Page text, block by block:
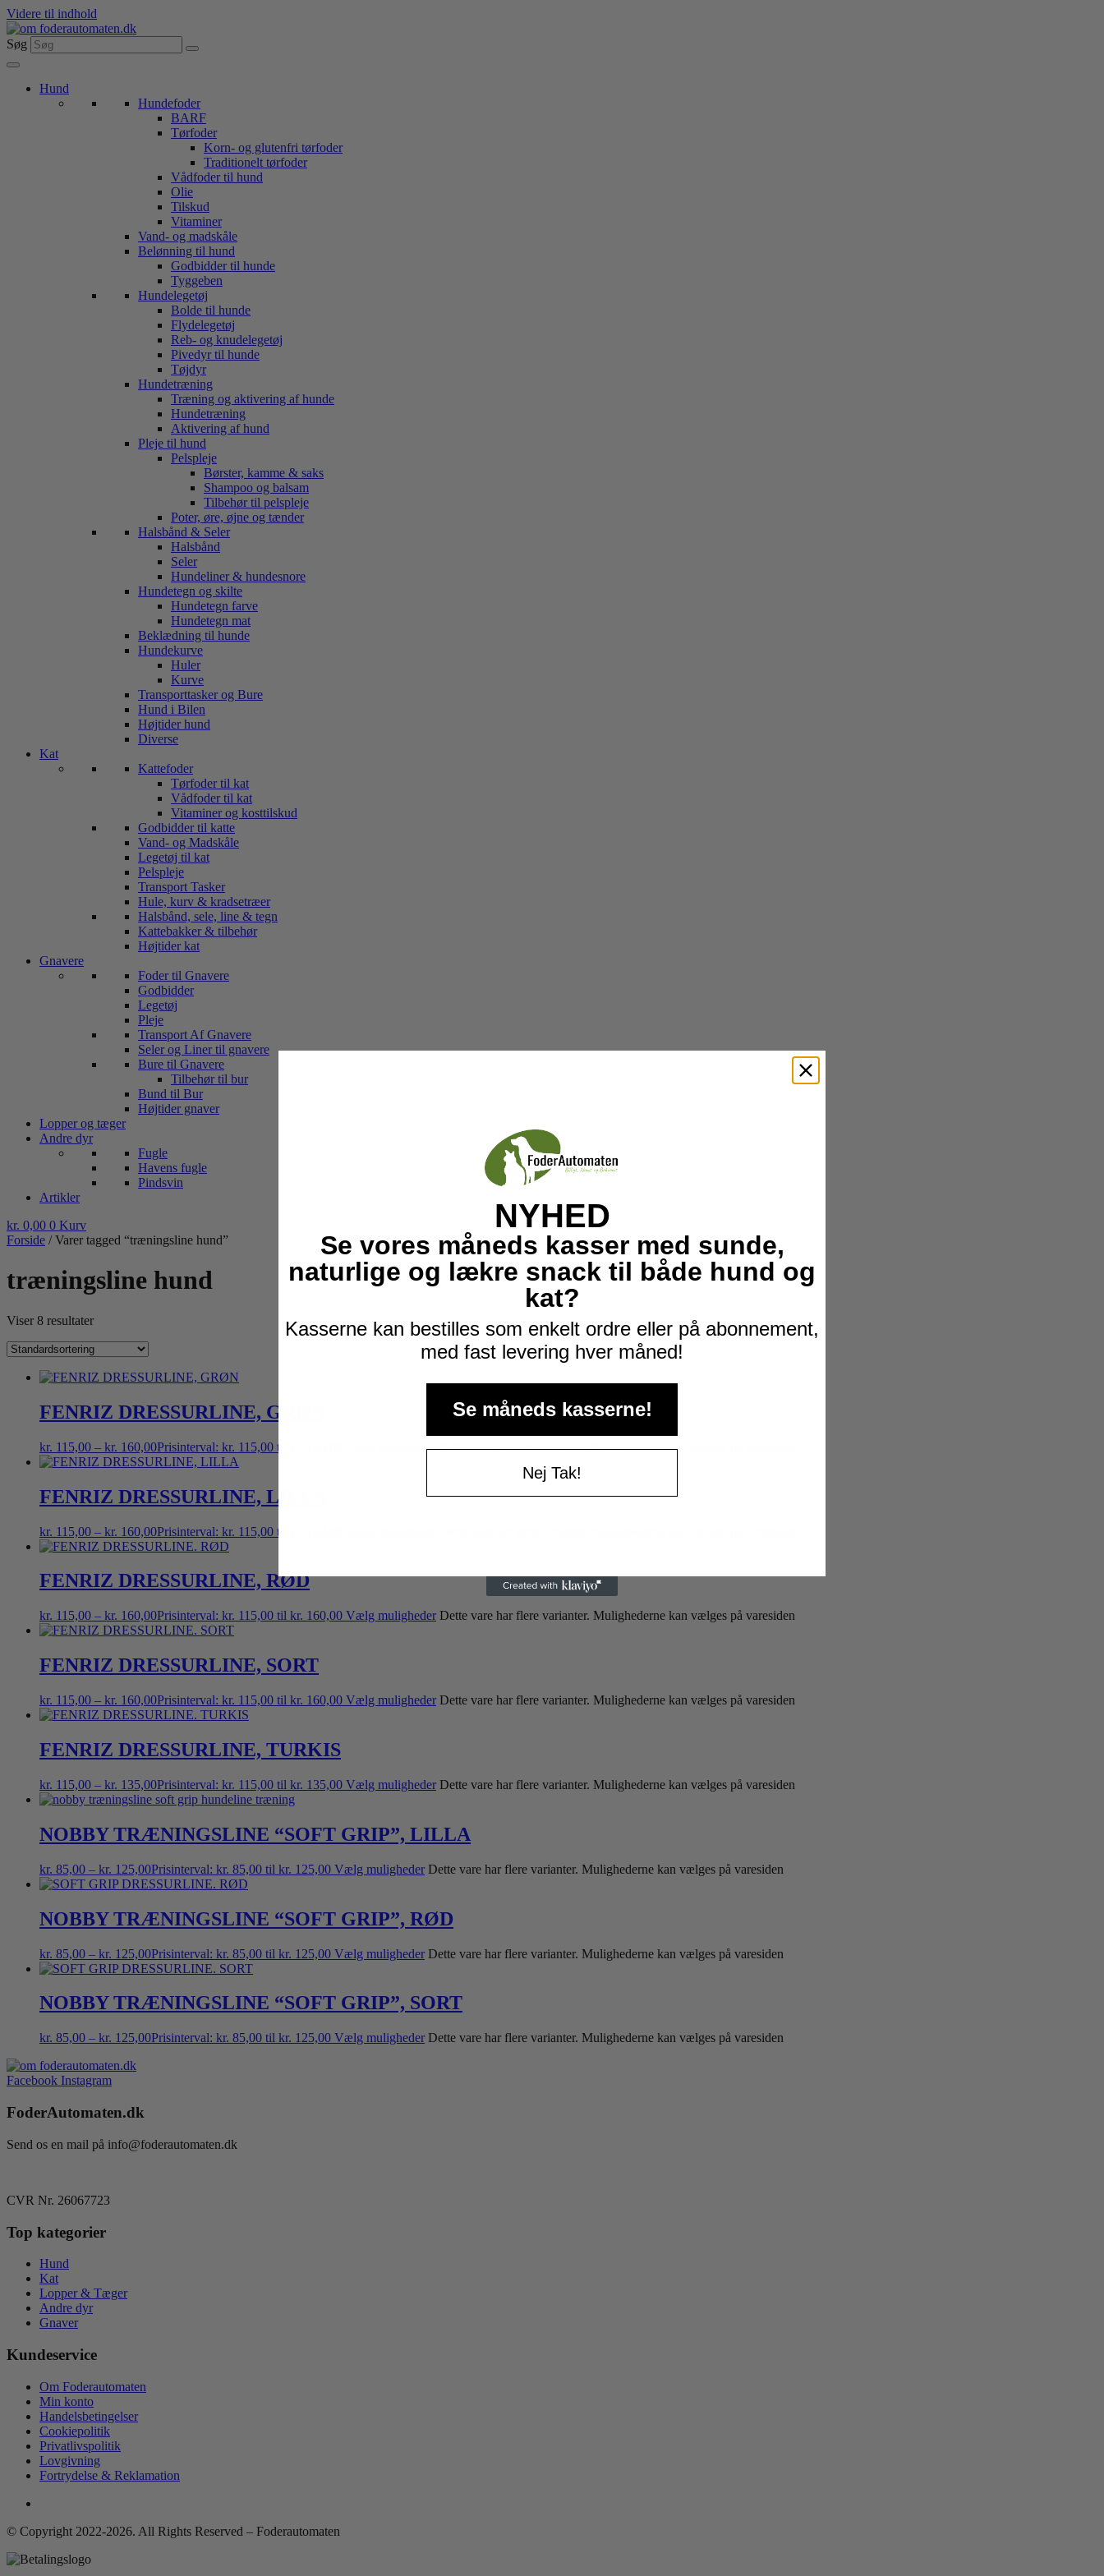
Videre til indhold
Søg
Hund
Hundefoder
BARF
Tørfoder
Korn- og glutenfri tørfoder
Traditionelt tørfoder
Vådfoder til hund
Olie
Tilskud
Vitaminer
Vand- og madskåle
Belønning til hund
Godbidder til hunde
Tyggeben
Hundelegetøj
Bolde til hunde
Flydelegetøj
Reb- og knudelegetøj
Pivedyr til hunde
Tøjdyr
Hundetræning
Træning og aktivering af hunde
Hundetræning
Aktivering af hund
Pleje til hund
Pelspleje
Børster, kamme & saks
Shampoo og balsam
Tilbehør til pelspleje
Poter, øre, øjne og tænder
Halsbånd & Seler
Halsbånd
Seler
Hundeliner & hundesnore
Hundetegn og skilte
Hundetegn farve
Hundetegn mat
Beklædning til hunde
Hundekurve
Huler
Kurve
Transporttasker og Bure
Hund i Bilen
Højtider hund
Diverse
Kat
Kattefoder
Tørfoder til kat
Vådfoder til kat
Vitaminer og kosttilskud
Godbidder til katte
Vand- og Madskåle
Legetøj til kat
Pelspleje
Transport Tasker
Hule, kurv & kradsetræer
Halsbånd, sele, line & tegn
Kattebakker & tilbehør
Højtider kat
Gnavere
Foder til Gnavere
Godbidder
Legetøj
Pleje
Transport Af Gnavere
Seler og Liner til gnavere
Bure til Gnavere
Tilbehør til bur
Bund til Bur
Højtider gnaver
Lopper og tæger
Andre dyr
Fugle
Havens fugle
Pindsvin
Artikler
kr. 0,00 0 Kurv
Forside / Varer tagged “træningsline hund”
træningsline hund
Viser 8 resultater
FENRIZ DRESSURLINE, GRØN
kr. 115,00 – kr. 160,00Prisinterval: kr. 115,00 til kr. 160,00 Vælg muligheder Dette vare har flere varianter. Mulighederne kan vælges på varesiden
FENRIZ DRESSURLINE, LILLA
kr. 115,00 – kr. 160,00Prisinterval: kr. 115,00 til kr. 160,00
FENRIZ DRESSURLINE, RØD
kr. 115,00 – kr. 160,00Prisinterval: kr. 115,00 til kr. 160,00 Vælg muligheder Dette vare har flere varianter. Mulighederne kan vælges på varesiden
FENRIZ DRESSURLINE, SORT
kr. 115,00 – kr. 160,00Prisinterval: kr. 115,00 til kr. 160,00 Vælg muligheder Dette vare har flere varianter. Mulighederne kan vælges på varesiden
FENRIZ DRESSURLINE, TURKIS
kr. 115,00 – kr. 135,00Prisinterval: kr. 115,00 til kr. 135,00 Vælg muligheder Dette vare har flere varianter. Mulighederne kan vælges på varesiden
NOBBY TRÆNINGSLINE “SOFT GRIP”, LILLA
kr. 85,00 – kr. 125,00Prisinterval: kr. 85,00 til kr. 125,00 Vælg muligheder Dette vare har flere varianter. Mulighederne kan vælges på varesiden
NOBBY TRÆNINGSLINE “SOFT GRIP”, RØD
kr. 85,00 – kr. 125,00Prisinterval: kr. 85,00 til kr. 125,00 Vælg muligheder Dette vare har flere varianter. Mulighederne kan vælges på varesiden
NOBBY TRÆNINGSLINE “SOFT GRIP”, SORT
kr. 85,00 – kr. 125,00Prisinterval: kr. 85,00 til kr. 125,00 Vælg muligheder Dette vare har flere varianter. Mulighederne kan vælges på varesiden
Facebook Instagram
FoderAutomaten.dk
Send os en mail på info@foderautomaten.dk
CVR Nr. 26067723
Top kategorier
Hund
Kat
Lopper & Tæger
Andre dyr
Gnaver
Kundeservice
Om Foderautomaten
Min konto
Handelsbetingelser
Cookiepolitik
Privatlivspolitik
Lovgivning
Fortrydelse & Reklamation
© Copyright 2022-2026. All Rights Reserved – Foderautomaten
NYHED
Se vores måneds kasser med sunde,
naturlige og lækre snack til både hund og
kat?
Kasserne kan bestilles som enkelt ordre eller på abonnement,
med fast levering hver måned!
Se måneds kasserne!
Nej Tak!